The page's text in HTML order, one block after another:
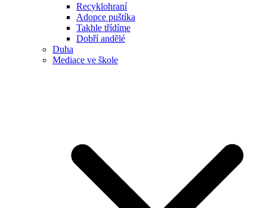
Recyklohraní
Adopce puštíka
Takhle třídíme
Dobří andělé
Duha
Mediace ve škole